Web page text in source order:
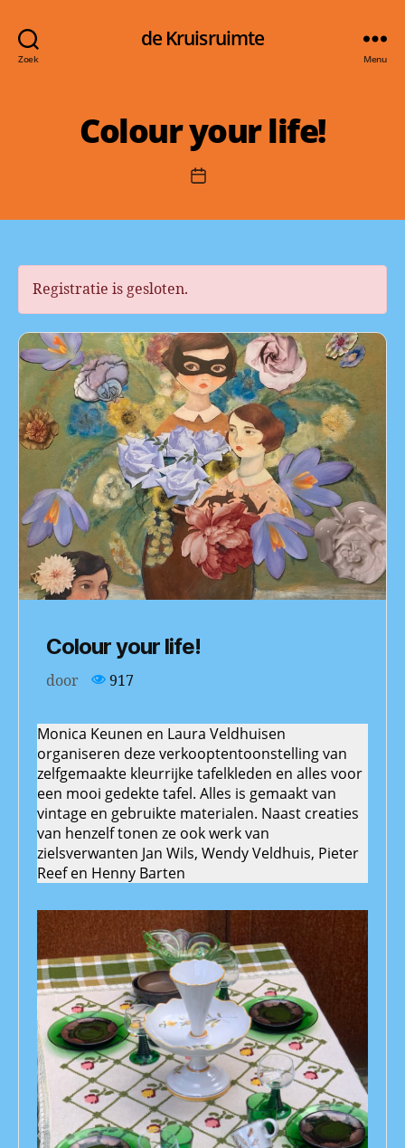
Zoek
de Kruisruimte
Menu
Colour your life!
Berichtdatum
Registratie is gesloten.
Colour your life!
door 917
Monica Keunen en Laura Veldhuisen
organiseren deze verkooptentoonstelling van
zelfgemaakte kleurrijke tafelkleden en alles voor
een mooi gedekte tafel. Alles is gemaakt van
vintage en gebruikte materialen. Naast creaties
van henzelf tonen ze ook werk van
zielsverwanten Jan Wils, Wendy Veldhuis, Pieter
Reef en Henny Barten